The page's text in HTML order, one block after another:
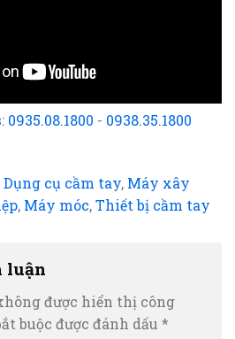
: 0935.08.1800 - 0938.35.1800
Dụng cụ cầm tay, Máy xây
, Máy móc,Thiết bị cầm tay
luận
được hiển thị công
buộc được đánh dấu *